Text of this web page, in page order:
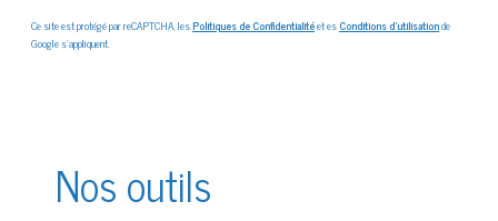
Ce site est protégé par reCAPTCHA, lesPolitiques de Confidentialitéet esConditions d'utilisationde
Google s'appliquent.
Nos outils